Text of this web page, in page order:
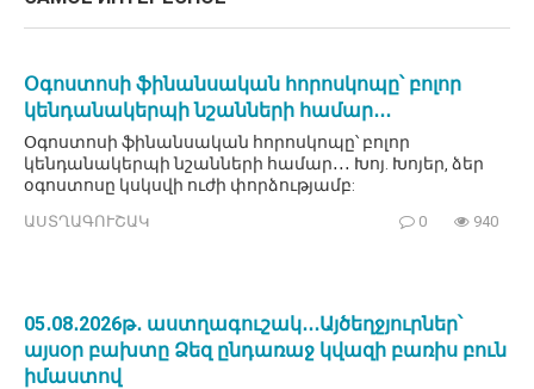
Օգոստոսի ֆինանսական հորոսկոպը՝ բոլոր
կենդանակերպի նշանների համար․․․
Օգոստոսի ֆինանսական հորոսկոպը՝ բոլոր
կենդանակերպի նշանների համար․․․ Խոյ. Խոյեր, ձեր
օգոստոսը կսկսվի ուժի փորձությամբ:
ԱՍՏՂԱԳՈՒՇԱԿ 0 940
05․08․2026թ․ աստղագուշակ․․․Այծեղջյուրներ՝
այսօր բախտը Ձեզ ընդառաջ կվազի բառիս բուն
իմաստով